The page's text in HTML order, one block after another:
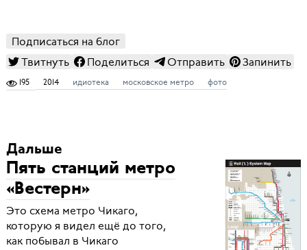
Подписаться на блог
Твитнуть
Поделиться Отправить Запинить
195 2014 идиотека московское метро фото
Дальше
Пять станций метро
«Вестерн»
Это схема метро Чикаго,
которую я видел ещё до того,
как побывал в Чикаго